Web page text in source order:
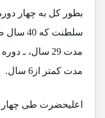
بطور کل به چهار
سلطنت
مدت 29 سال،
مدت کمتر از6 سال.
اعلیحضرت طی چهار